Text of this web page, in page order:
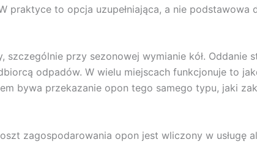
to opcja uzupełniająca, a nie podstawowa
przy sezonowej wymianie kół. Oddanie
odpadów. W wielu miejscach funkcjonuje to
bywa przekazanie opon tego samego typu, jaki
zagospodarowania opon jest wliczony w usługę